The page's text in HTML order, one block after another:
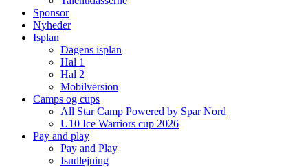
Sponsor
Nyheder
Isplan
Dagens isplan
Hal 1
Hal 2
Mobilversion
Camps og cups
All Star Camp Powered by Spar Nord
U10 Ice Warriors cup 2026
Pay and play
Pay and Play
Isudlejning